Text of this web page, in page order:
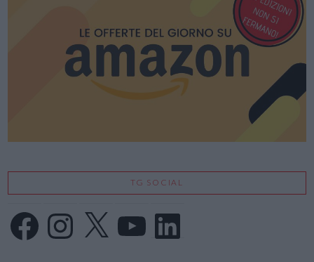
TG SOCIAL
FacebookInstagram
X LinkedIn